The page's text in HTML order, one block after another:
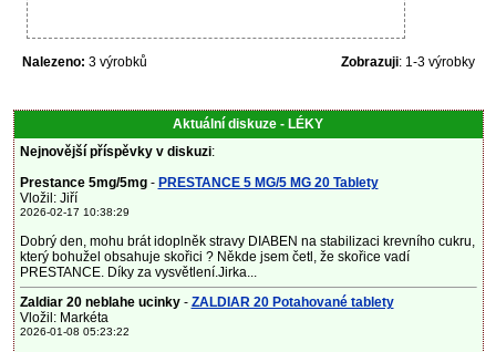
Nalezeno: 3 výrobků Zobrazuji: 1-3 výrobky
Aktuální diskuze - LÉKY
Nejnovější příspěvky v diskuzi:
Prestance 5mg/5mg- PRESTANCE 5 MG/5 MG 20 Tablety
Vložil: Jiří
2026-02-17 10:38:29
Dobrý den, mohu brát idoplněk stravy DIABEN na stabilizaci krevního cukru,
který bohužel obsahuje skořici ? Někde jsem četl, že skořice vadí
PRESTANCE. Díky za vysvětlení.Jirka...
Zaldiar 20 neblahe ucinky- ZALDIAR 20 Potahované tablety
Vložil: Markéta
2026-01-08 05:23:22